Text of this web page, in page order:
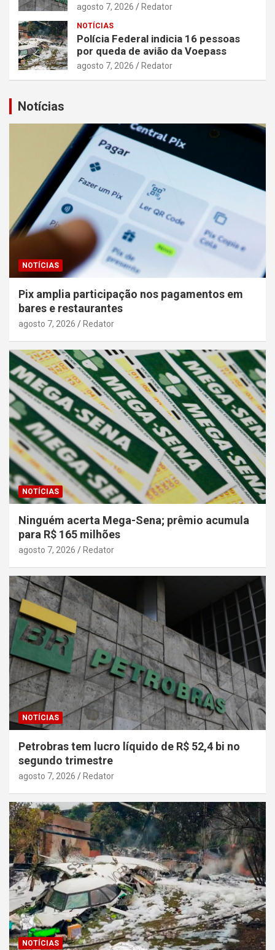
agosto 7, 2026 Redator
NOTÍCIAS
Polícia Federal indicia 16 pessoas
por queda de avião da Voepass
agosto 7, 2026 Redator
Notícias
NOTÍCIAS
Pix amplia participação nos pagamentos em
bares e restaurantes
agosto 7, 2026 Redator
NOTÍCIAS
Ninguém acerta Mega-Sena; prêmio acumula
para R$ 165 milhões
agosto 7, 2026 Redator
NOTÍCIAS
Petrobras tem lucro líquido de R$ 52,4 bi no
segundo trimestre
agosto 7, 2026 Redator
NOTÍCIAS